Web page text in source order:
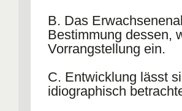
B. Das
Bestimmung dessen,
Vorrangstellung ein.
C. Entwicklung lässt
idiographisch